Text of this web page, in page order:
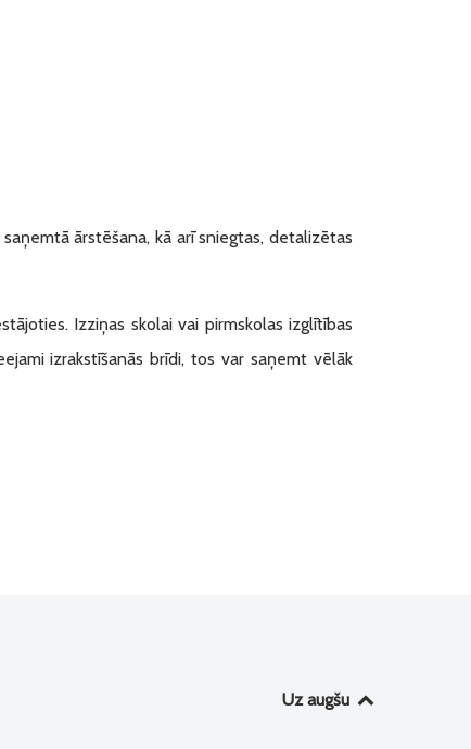
ārstēšana, kā arī sniegtas, detalizētas
Izziņas skolai vai pirmskolas izglītības
izrakstīšanās brīdi, tos var saņemt vēlāk
Uz augšu